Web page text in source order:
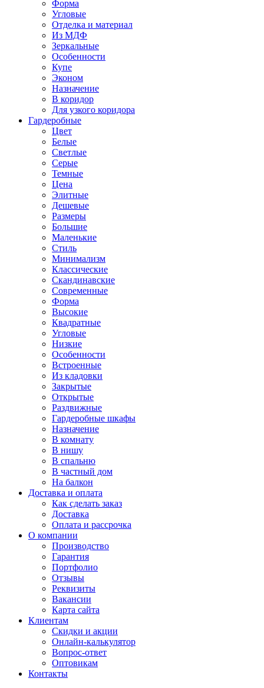
Форма
Угловые
Отделка и материал
Из МДФ
Зеркальные
Особенности
Купе
Эконом
Назначение
В коридор
Для узкого коридора
Гардеробные
Цвет
Белые
Светлые
Серые
Темные
Цена
Элитные
Дешевые
Размеры
Большие
Маленькие
Стиль
Минимализм
Классические
Скандинавские
Современные
Форма
Высокие
Квадратные
Угловые
Низкие
Особенности
Встроенные
Из кладовки
Закрытые
Открытые
Раздвижные
Гардеробные шкафы
Назначение
В комнату
В нишу
В спальню
В частный дом
На балкон
Доставка и оплата
Как сделать заказ
Доставка
Оплата и рассрочка
О компании
Производство
Гарантия
Портфолио
Отзывы
Реквизиты
Вакансии
Карта сайта
Клиентам
Скидки и акции
Онлайн-калькулятор
Вопрос-ответ
Оптовикам
Контакты